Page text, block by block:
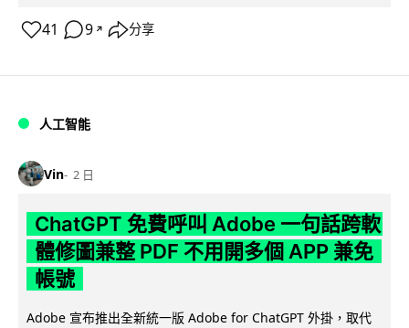
41 9 ↗ 分享
人工智能
Vin 2 日
ChatGPT 免費呼叫 Adobe 一句話跨軟
體修圖兼整 PDF 不用開多個 APP 兼免
帳號
Adobe 宣布推出全新統一版 Adobe for ChatGPT 外掛，取代